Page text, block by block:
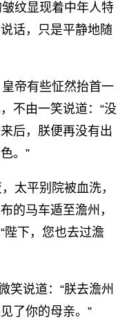
纹显现着中年人特
话，只是平静地随
帝有些怔然抬首一
不由一笑说道：“没
后，朕便再没有出
。”
太平别院被血洗，
的马车遁至澹州，
陛下，您也去过澹
笑说道：“朕去澹州
了你的母亲。”